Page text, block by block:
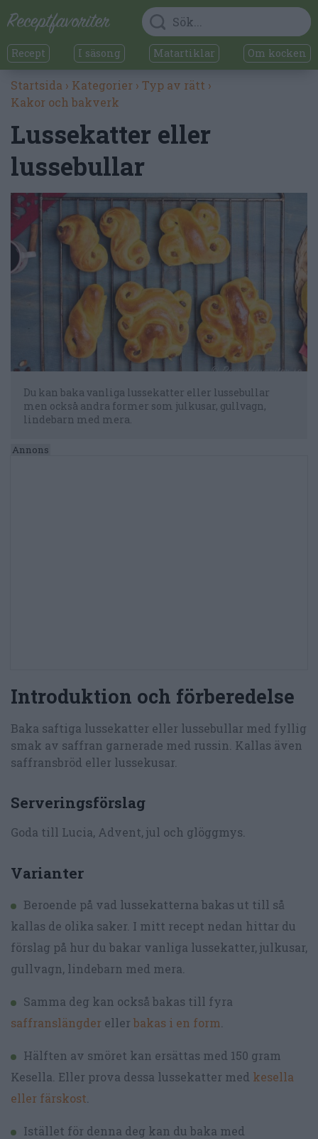
Recept I säsong Matartiklar Om kocken
Startsida › Kategorier › Typ av rätt ›
Kakor och bakverk
Lussekatter eller
lussebullar
Du kan baka vanliga lussekatter eller lussebullar
men också andra former som julkusar, gullvagn,
lindebarn med mera.
Introduktion och förberedelse
Baka saftiga lussekatter eller lussebullar med fyllig
smak av saffran garnerade med russin. Kallas även
saffransbröd eller lussekusar.
Serveringsförslag
Goda till Lucia, Advent, jul och glöggmys.
Varianter
Beroende på vad lussekatterna bakas ut till så
kallas de olika saker. I mitt recept nedan hittar du
förslag på hur du bakar vanliga lussekatter, julkusar,
gullvagn, lindebarn med mera.
Samma deg kan också bakas till fyra
saffranslängder eller bakas i en form
Hälften av smöret kan ersättas med 150 gram
Kesella. Eller prova dessa lussekatter med kesella
eller färskost
Istället för denna deg kan du baka med